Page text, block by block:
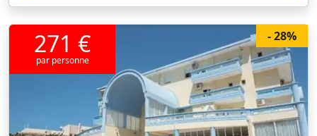
- 28%
271 €
par personne